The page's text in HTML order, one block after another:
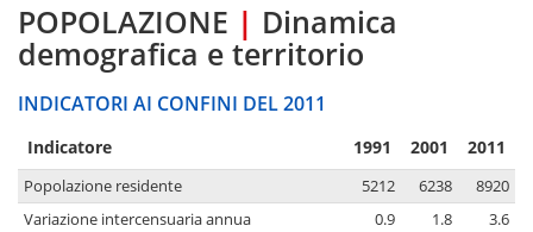
POPOLAZIONE | Dinamica
demografica e territorio
INDICATORI AI CONFINI DEL 2011
Indicatore 1991 2001 2011
Popolazione residente 5212 6238
8920
Variazione intercensuaria annua
0.9 1.8
3.6